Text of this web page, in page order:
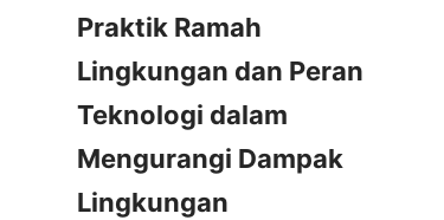
Praktik Ramah
Lingkungan dan Peran
Teknologi dalam
Mengurangi Dampak